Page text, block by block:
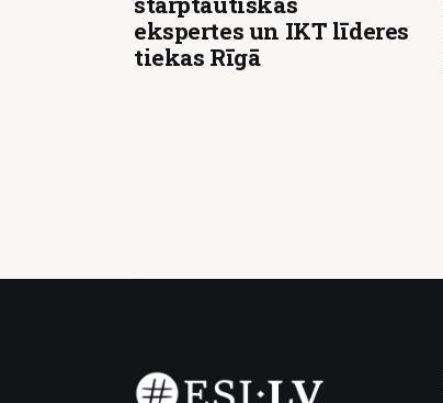
ekspertes un IKT līderes
tiekas Rīgā